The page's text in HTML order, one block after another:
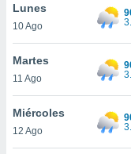
Lunes
10 Ago
Martes
11 Ago
Miércoles
12 Ago